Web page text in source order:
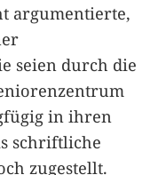
argumentierte,
seien durch die
in ihren
schriftliche
zugestellt.